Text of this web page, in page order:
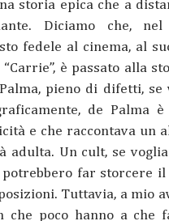
storia epica che a
Diciamo che,
fedele al cinema, al
è passato alla
pieno di difetti, se
de Palma
e che raccontava un
adulta. Un cult, se
far storcere il
Tuttavia, a mio
che poco hanno a che